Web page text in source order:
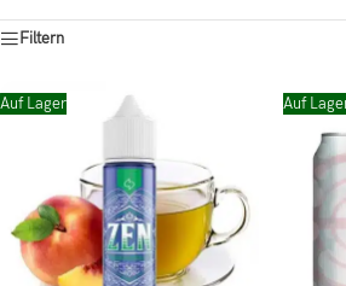
Filtern
Auf Lager Auf